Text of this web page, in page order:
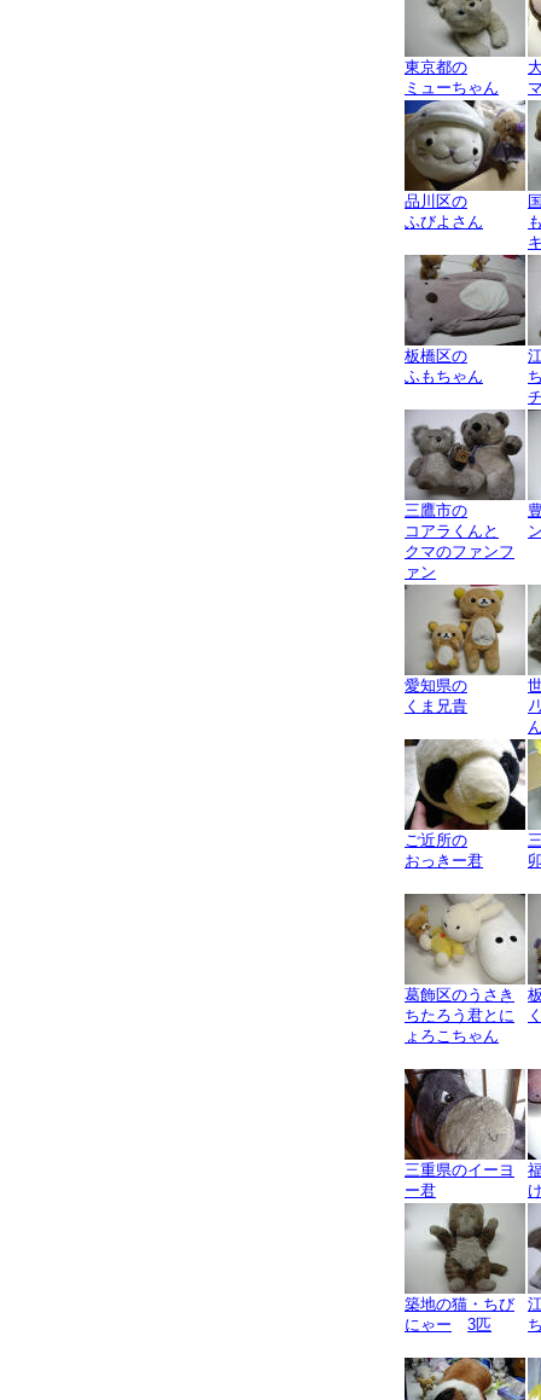
東京都の
ミューちゃん
品川区の
ふびよさん
板橋区の
ふもちゃん
三鷹市の
コアラくんと
クマのファンフ
ァン
愛知県の
くま兄貴
ﾉ
ご近所の
おっきー君
葛飾区のうさき
ちたろう君とに
ょろこちゃん
三重県のイーヨ
ー君
築地の猫・ちび
にゃー
3匹